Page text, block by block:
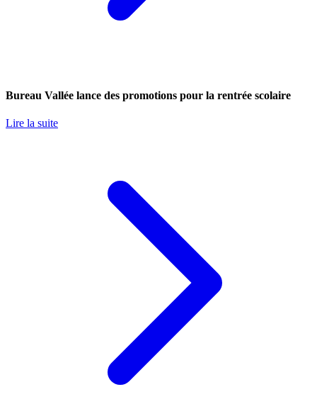
Bureau Vallée lance des promotions pour la rentrée scolaire
Lire la suite